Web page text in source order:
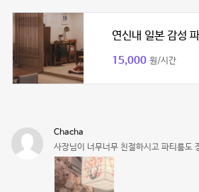
연신내 일본 감성
15,000 원/시간
Chacha
사장님이 너무너무 친절하시고 파티룸도